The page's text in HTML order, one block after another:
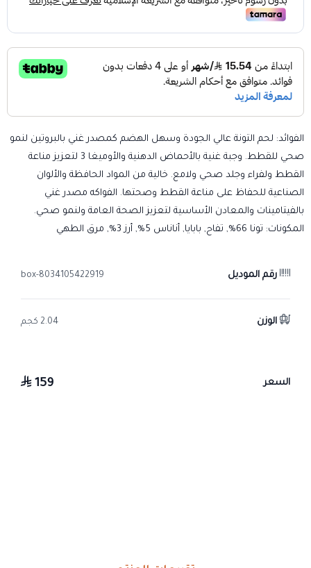
الفوائد: لحم التونة عالي الجودة وسهل الهضم كمصدر غني بالبروتين لنمو
صحي للقطط. وجبة غنية بالأحماض الدهنية والأوميغا 3 لتعزيز مناعة
القطط ولفراء وجلد صحي ولامع. خالية من المواد الحافظة والألوان
الصناعية للحفاظ على مناعة القطط وصحتها. الفواكه مصدر غني
بالفيتامينات والمعادن الأساسية لتعزيز الصحة العامة ولنمو صحي.
المكونات: تونا 66%, تفاح, بابايا, أناناس 5%, أرز 3%, مرق الطهي
رقم الموديل 8034105422919-box
الوزن 2.04 كجم
السعر 159